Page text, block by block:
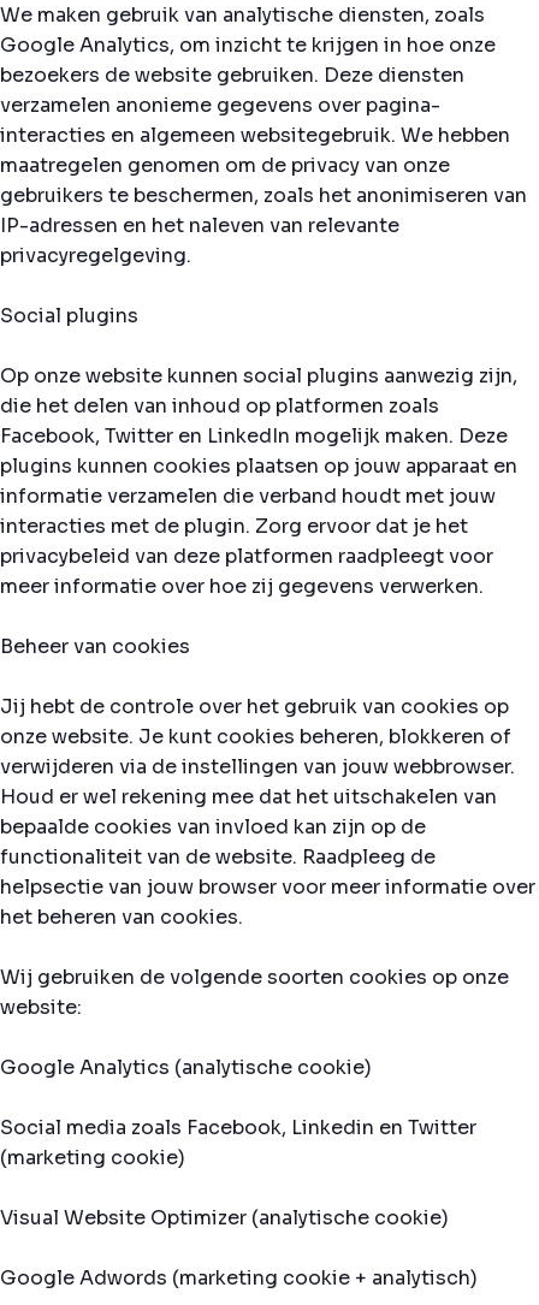
We maken gebruik van analytische diensten, zoals
Google Analytics, om inzicht te krijgen in hoe onze
bezoekers de website gebruiken. Deze diensten
verzamelen anonieme gegevens over pagina-
interacties en algemeen websitegebruik. We hebben
maatregelen genomen om de privacy van onze
gebruikers te beschermen, zoals het anonimiseren van
IP-adressen en het naleven van relevante
privacyregelgeving.
Social plugins
Op onze website kunnen social plugins aanwezig zijn,
die het delen van inhoud op platformen zoals
Facebook, Twitter en LinkedIn mogelijk maken. Deze
plugins kunnen cookies plaatsen op jouw apparaat en
informatie verzamelen die verband houdt met jouw
interacties met de plugin. Zorg ervoor dat je het
privacybeleid van deze platformen raadpleegt voor
meer informatie over hoe zij gegevens verwerken.
Beheer van cookies
Jij hebt de controle over het gebruik van cookies op
onze website. Je kunt cookies beheren, blokkeren of
verwijderen via de instellingen van jouw webbrowser.
Houd er wel rekening mee dat het uitschakelen van
bepaalde cookies van invloed kan zijn op de
functionaliteit van de website. Raadpleeg de
helpsectie van jouw browser voor meer informatie over
het beheren van cookies.
Wij gebruiken de volgende soorten cookies op onze
website:
Google Analytics (analytische cookie)
Social media zoals Facebook, Linkedin en Twitter
(marketing cookie)
Visual Website Optimizer (analytische cookie)
Google Adwords (marketing cookie + analytisch)